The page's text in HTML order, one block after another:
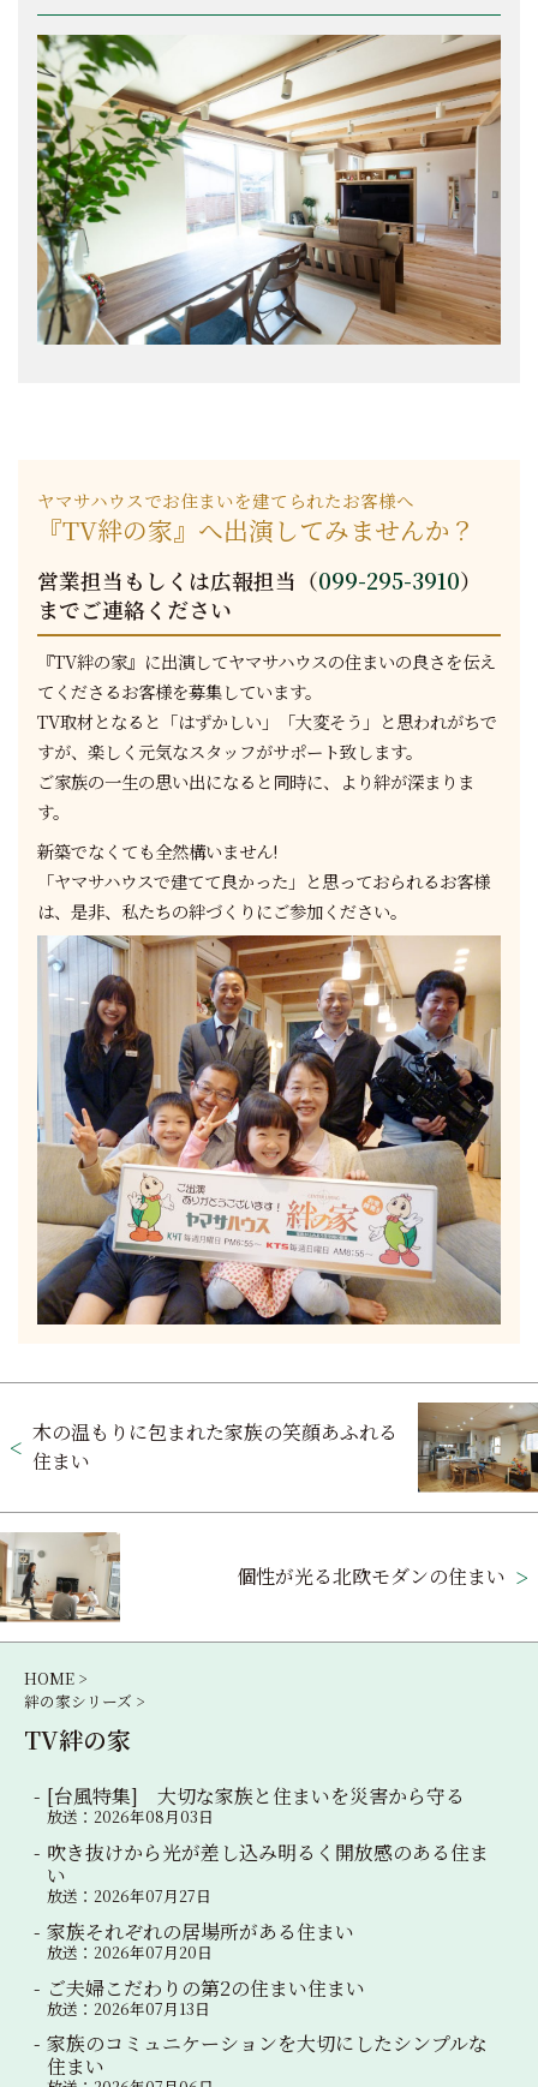
ヤマサハウスでお住まいを建てられたお客様へ
『TV絆の家』へ出演してみませんか？
営業担当もしくは広報担当（099-295-3910）
までご連絡ください
『TV絆の家』に出演してヤマサハウスの住まいの良さを伝え
てくださるお客様を募集しています。
TV取材となると「はずかしい」「大変そう」と思われがちで
すが、楽しく元気なスタッフがサポート致します。
ご家族の一生の思い出になると同時に、より絆が深まりま
す。
新築でなくても全然構いません!
「ヤマサハウスで建てて良かった」と思っておられるお客様
は、是非、私たちの絆づくりにご参加ください。
稿
ビ
ゲ
ー
シ
ョ
木の温もりに包まれた家族の笑顔あふれる
住まい
個性が光る北欧モダンの住まい
HOME >
絆の家シリーズ >
TV絆の家
[台風特集] 大切な家族と住まいを災害から守る
放送：2026年08月03日
吹き抜けから光が差し込み明るく開放感のある住ま
い
放送：2026年07月27日
家族それぞれの居場所がある住まい
放送：2026年07月20日
ご夫婦こだわりの第2の住まい住まい
放送：2026年07月13日
家族のコミュニケーションを大切にしたシンプルな
住まい